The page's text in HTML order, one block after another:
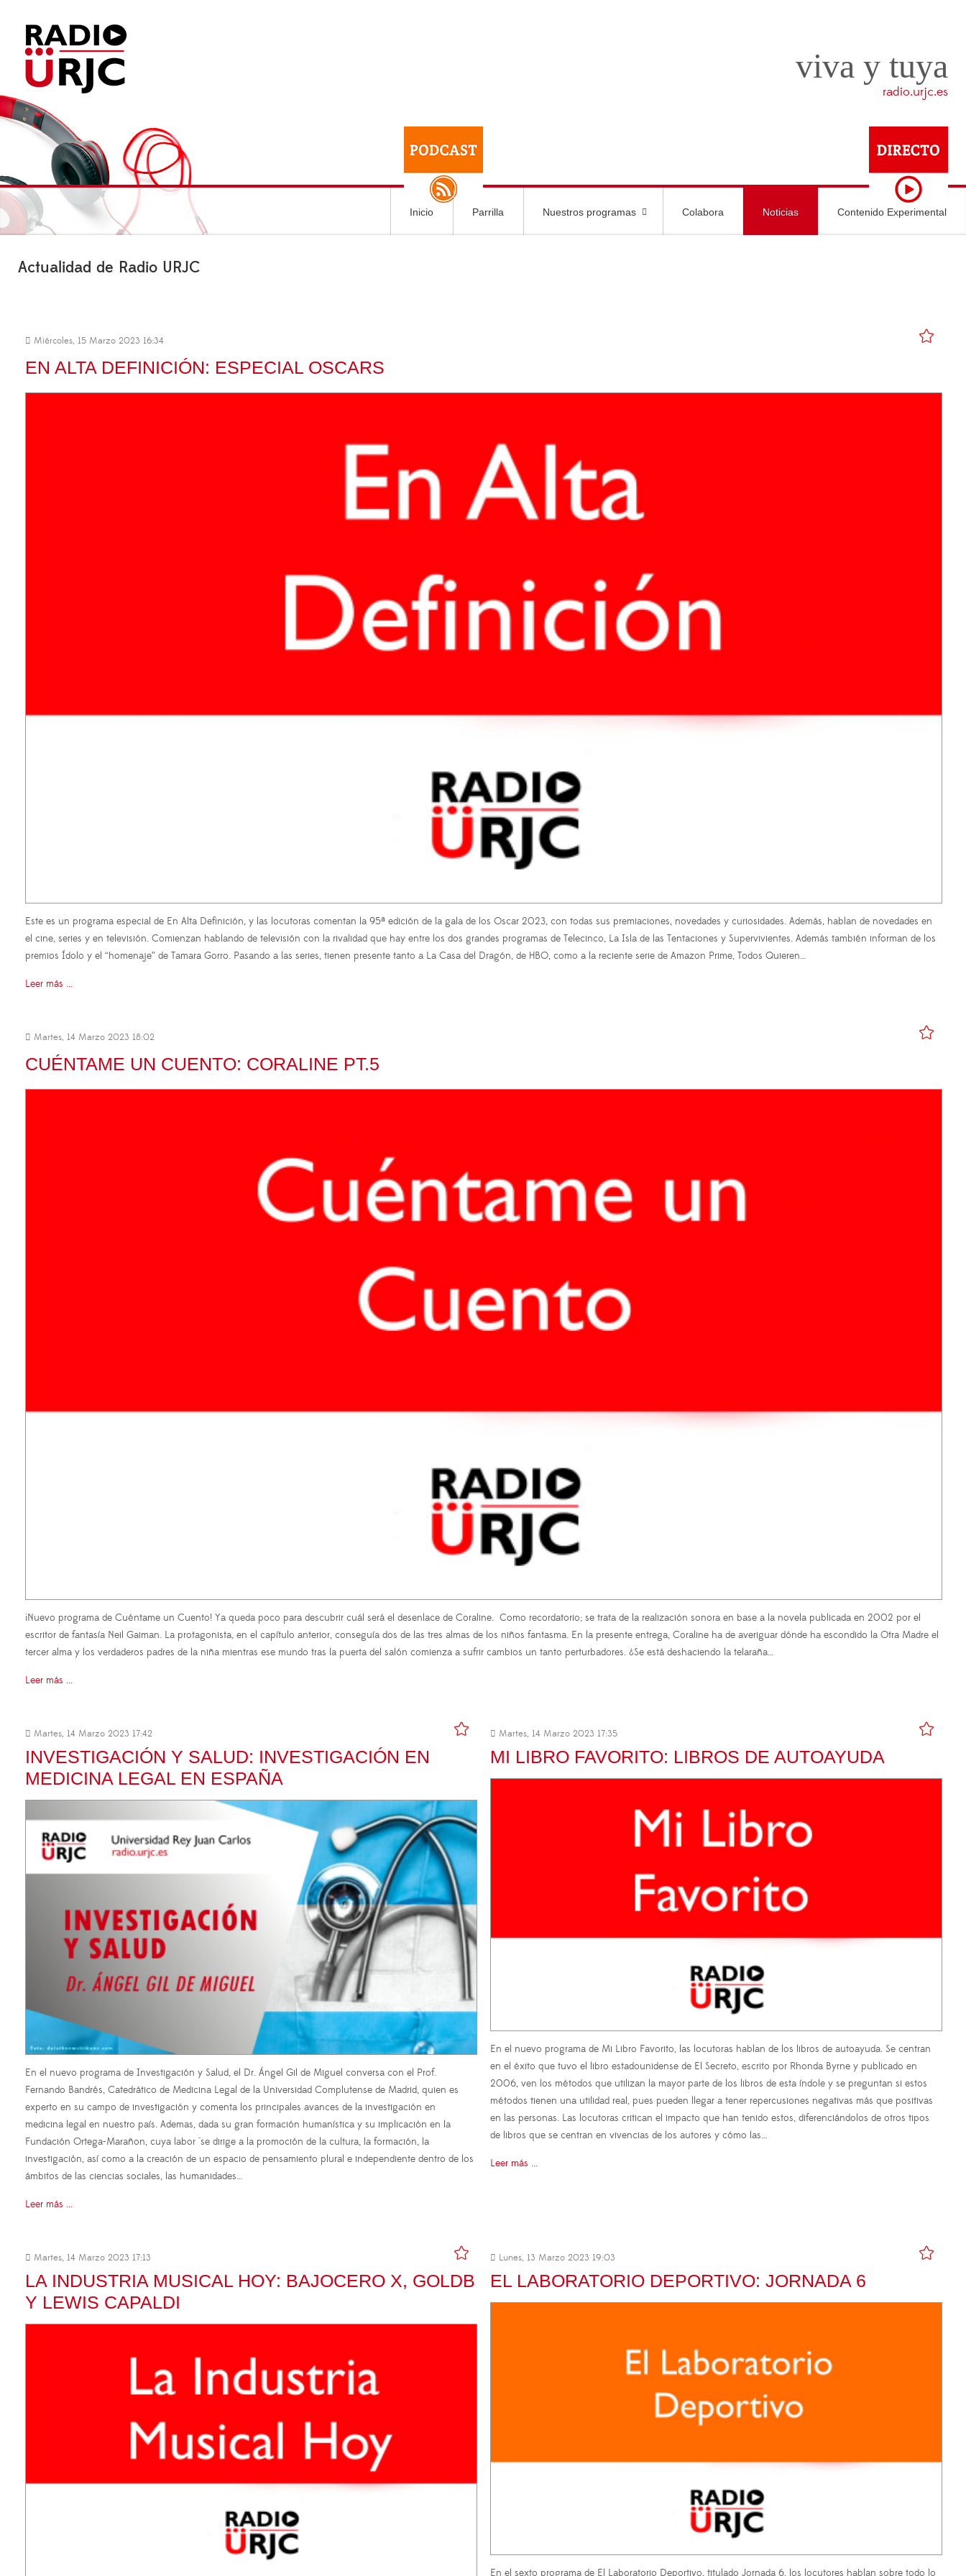
viva y tuya
radio.urjc.es
Inicio Parrilla Nuestros programas Colabora Noticias Contenido Experimental
Actualidad de Radio URJC
Miércoles, 15 Marzo 2023 16:34
EN ALTA DEFINICIÓN: ESPECIAL OSCARS
Este es un programa especial de En Alta Definición, y las locutoras comentan la 95ª edición de la gala de los Oscar 2023, con todas sus premiaciones, novedades y curiosidades. Además, hablan de novedades en
el cine, series y en televisión. Comienzan hablando de televisión con la rivalidad que hay entre los dos grandes programas de Telecinco, La Isla de las Tentaciones y Supervivientes. Además también informan de los
premios Ídolo y el “homenaje” de Tamara Gorro. Pasando a las series, tienen presente tanto a La Casa del Dragón, de HBO, como a la reciente serie de Amazon Prime, Todos Quieren…
Leer más ...
Martes, 14 Marzo 2023 18:02
CUÉNTAME UN CUENTO: CORALINE PT.5
¡Nuevo programa de Cuéntame un Cuento! Ya queda poco para descubrir cuál será el desenlace de Coraline. Como recordatorio; se trata de la realización sonora en base a la novela publicada en 2002 por el
escritor de fantasía Neil Gaiman. La protagonista, en el capítulo anterior, conseguía dos de las tres almas de los niños fantasma. En la presente entrega, Coraline ha de averiguar dónde ha escondido la Otra Madre el
tercer alma y los verdaderos padres de la niña mientras ese mundo tras la puerta del salón comienza a sufrir cambios un tanto perturbadores. ¿Se está deshaciendo la telaraña…
Leer más ...
Martes, 14 Marzo 2023 17:42
INVESTIGACIÓN Y SALUD: INVESTIGACIÓN EN
MEDICINA LEGAL EN ESPAÑA
En el nuevo programa de Investigación y Salud, el Dr. Ángel Gil de Miguel conversa con el Prof.
Fernando Bandrés, Catedrático de Medicina Legal de la Universidad Complutense de Madrid, quien es
experto en su campo de investigación y comenta los principales avances de la investigación en
medicina legal en nuestro país. Ademas, dada su gran formación humanística y su implicación en la
Fundación Ortega-Marañon, cuya labor "se dirige a la promoción de la cultura, la formación, la
investigación, así como a la creación de un espacio de pensamiento plural e independiente dentro de los
ámbitos de las ciencias sociales, las humanidades…
Leer más ...
Martes, 14 Marzo 2023 17:35
MI LIBRO FAVORITO: LIBROS DE AUTOAYUDA
En el nuevo programa de Mi Libro Favorito, las locutoras hablan de los libros de autoayuda. Se centran
en el éxito que tuvo el libro estadounidense de El Secreto, escrito por Rhonda Byrne y publicado en
2006, ven los métodos que utilizan la mayor parte de los libros de esta índole y se preguntan si estos
métodos tienen una utilidad real, pues pueden llegar a tener repercusiones negativas más que positivas
en las personas. Las locutoras critican el impacto que han tenido estos, diferenciándolos de otros tipos
de libros que se centran en vivencias de los autores y cómo las…
Leer más ...
Martes, 14 Marzo 2023 17:13
LA INDUSTRIA MUSICAL HOY: BAJOCERO X, GOLDB
Y LEWIS CAPALDI
Lunes, 13 Marzo 2023 19:03
EL LABORATORIO DEPORTIVO: JORNADA 6
En el sexto programa de El Laboratorio Deportivo, titulado Jornada 6, los locutores hablan sobre todo lo